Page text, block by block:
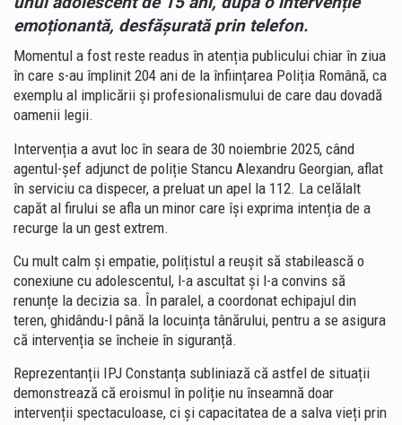
emoționantă, desfășurată prin telefon.
Momentul a fost reste readus în atenția publicului chiar în ziua
în care s-au împlinit 204 ani de la înființarea Poliția Română, ca
exemplu al implicării și profesionalismului de care dau dovadă
oamenii legii.
Intervenția a avut loc în seara de 30 noiembrie 2025, când
agentul-șef adjunct de poliție Stancu Alexandru Georgian, aflat
în serviciu ca dispecer, a preluat un apel la 112. La celălalt
capăt al firului se afla un minor care își exprima intenția de a
recurge la un gest extrem.
Cu mult calm și empatie, polițistul a reușit să stabilească o
conexiune cu adolescentul, l-a ascultat și l-a convins să
renunțe la decizia sa. În paralel, a coordonat echipajul din
teren, ghidându-l până la locuința tânărului, pentru a se asigura
că intervenția se încheie în siguranță.
Reprezentanții IPJ Constanța subliniază că astfel de situații
demonstrează că eroismul în poliție nu înseamnă doar
intervenții spectaculoase, ci și capacitatea de a salva vieți prin